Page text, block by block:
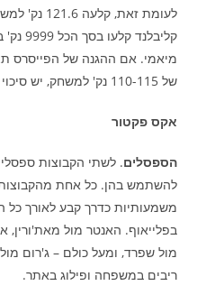
לעומת זאת,
מיאמי. אם ההגנה של הפייסרס
של 110-115 נק' למשחק, יש סיכוי לפייסרס לעשות משהו בסדרה הזו.
אקס פקטור
הספסלים. לשתי הקבוצות
משמעותיות כדרך קבע לאורך כל
בפלייאוף. האנטר מול מאת'ורין,
מול שפרד, ומעל כולם – ג'רום
ריבים במשפחה ופילוג באתר.